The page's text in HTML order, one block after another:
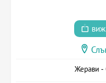
Жерави -